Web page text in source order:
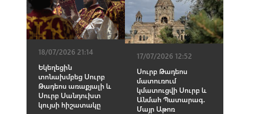
18/07/2026 21:14
Եկեղեցին
տոնախմբեց Սուրբ
Թադեոս առաքյալի և
Սուրբ Սանդուխտ
կույսի հիշատակը
17/07/2026 12:52
Սուրբ Թադեոս
մատուռում
կմատուցվի Սուրբ և
Անմահ Պատարագ.
Մայր Աթոռ